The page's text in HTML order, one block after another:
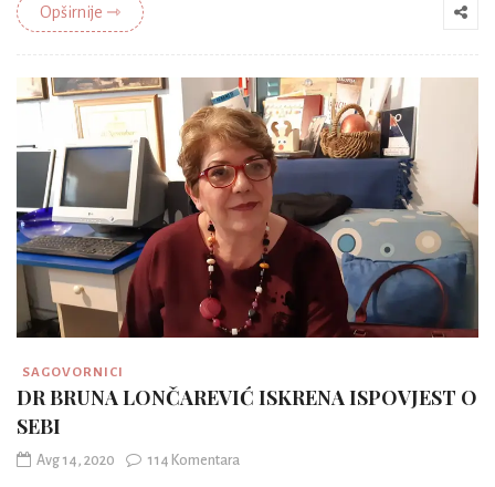
Opširnije ⇾
SAGOVORNICI
DR BRUNA LONČAREVIĆ ISKRENA ISPOVJEST O
SEBI
Avg 14, 2020 114 Komentara